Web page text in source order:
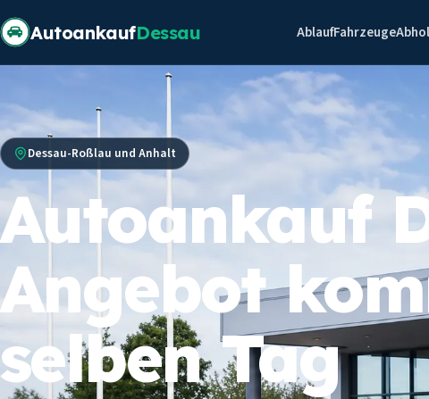
AutoankaufDessau AblaufFahrzeuge
Dessau-Roßlau und Anhalt
Autoankauf
Angebot
selben Tag